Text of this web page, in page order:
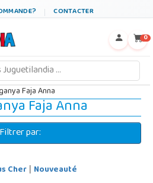
CONTACTER
0
Faja Anna
Faja Anna
Filtrer par:
Cher | Nouveauté